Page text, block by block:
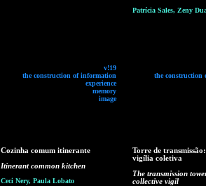
v!19
the construction of information
experience
memory
image
Patrícia Sales, Zeny
the construction
Cozinha comum itinerante
Itinerant common kitchen
Ceci Nery, Paula Lobato
Torre de
vigília coletiva
The transmission
collective vigil